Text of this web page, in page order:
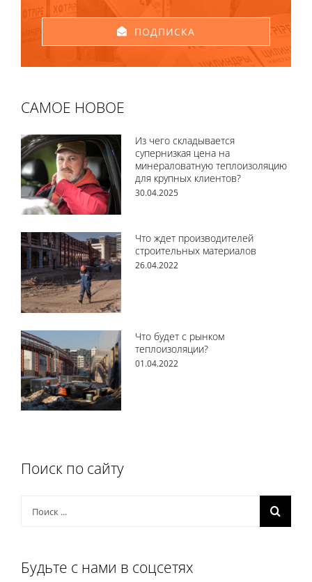
ПОДПИСКА
САМОЕ НОВОЕ
Из чего складывается
супернизкая цена на
минераловатную теплоизоляцию
для крупных клиентов?
30.04.2025
Что ждет производителей
строительных материалов
26.04.2022
Что будет с рынком
теплоизоляции?
01.04.2022
Поиск по сайту
поиска:
Будьте с нами в соцсетях